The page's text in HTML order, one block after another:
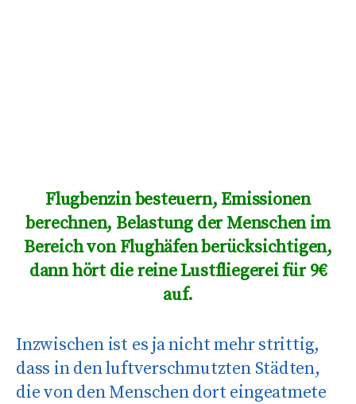
Flugbenzin besteuern, Emissionen
berechnen, Belastung der Menschen im
Bereich von Flughäfen berücksichtigen,
dann hört die reine Lustfliegerei für 9€
auf.
Inzwischen ist es ja nicht mehr strittig,
dass in den luftverschmutzten Städten,
die von den Menschen dort eingeatmete